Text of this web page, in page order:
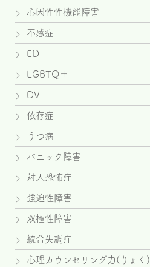
心因性性機能障害
不感症
ED
LGBTQ＋
DV
依存症
うつ病
パニック障害
対人恐怖症
強迫性障害
双極性障害
統合失調症
心理カウンセリング力(りょく